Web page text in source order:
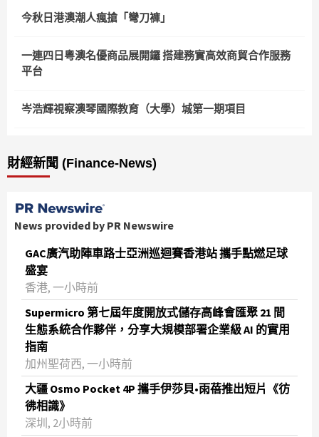
今秋日港澳潮人瘋搶「彎刀褲」
一連四日粵澳名優商品展開鑼 搭建務實高效商貿合作服務
平台
岑浩輝視察澳琴國際教育（大學）城第一期項目
財經新聞 (Finance-News)
News provided by PR Newswire
GAC廣汽助陣車路士亞洲巡迴賽香港站 攜手點燃足球
盛宴
香港, 一小時前
Supermicro 第七屆年度開放式儲存高峰會匯聚 21 間
生態系統合作夥伴，分享大規模部署企業級 AI 的實用
指南
加州聖荷西, 一小時前
大疆 Osmo Pocket 4P 攜手伊莎貝•雨蓓推出短片《彷
彿相識》
深圳, 2小時前